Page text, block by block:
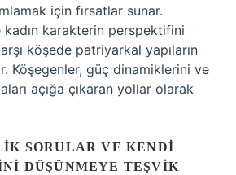
için fırsatlar sunar.
karakterin perspektifini
köşede patriyarkal yapıların
Köşegenler, güç dinamiklerini ve
açığa çıkaran yollar olarak
SORULAR VE KENDI
DÜŞÜNMEYE TEŞVIK